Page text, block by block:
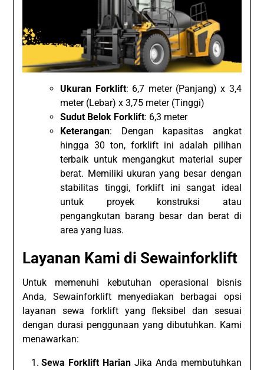
Ukuran Forklift: 6,7 meter (Panjang) x 3,4
meter (Lebar) x 3,75 meter (Tinggi)
Sudut Belok Forklift: 6,3 meter
Keterangan: Dengan kapasitas angkat
hingga 30 ton, forklift ini adalah pilihan
terbaik untuk mengangkut material super
berat. Memiliki ukuran yang besar dengan
stabilitas tinggi, forklift ini sangat ideal
untuk proyek konstruksi atau
pengangkutan barang besar dan berat di
area yang luas.
Layanan Kami di Sewainforklift
Untuk memenuhi kebutuhan operasional bisnis
Anda, Sewainforklift menyediakan berbagai opsi
layanan sewa forklift yang fleksibel dan sesuai
dengan durasi penggunaan yang dibutuhkan. Kami
menawarkan:
Sewa Forklift Harian Jika Anda membutuhkan